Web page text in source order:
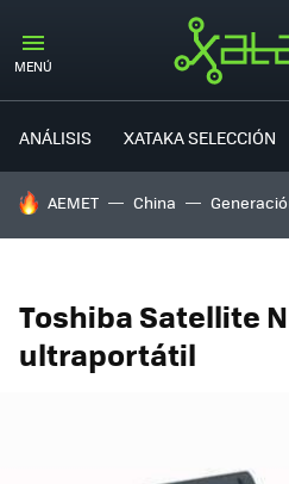
MENÚ
ANÁLISIS XATAKA SELECCIÓN
HOY SE HABLA DE
AEMET China
Toshiba Satellite
ultraportátil